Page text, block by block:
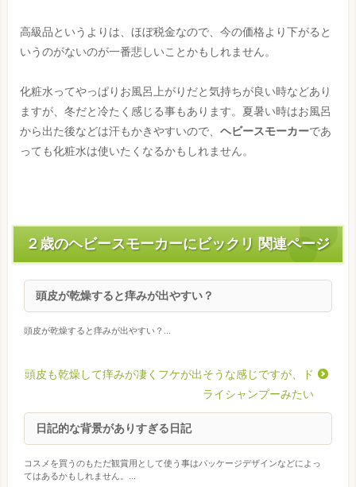
高級品というよりは、ほぼ税金なので、今の価格より下がると
いうのがないのが一番悲しいことかもしれません。
化粧水ってやっぱりお風呂上がりだと気持ちが良い時などあり
ますが、冬だと冷たく感じる事もあります。夏暑い時はお風呂
から出た後などは汗もかきやすいので、 ヘビースモーカーであ
っても化粧水は使いたくなるかもしれません。
２歳のヘビースモーカーにビックリ 関連ページ
頭皮が乾燥すると痒みが出やすい？
頭皮が乾燥すると痒みが出やすい？...
頭皮も乾燥して痒みが凄くフケが出そうな感じですが、ド
ライシャンプーみたい
日記的な背景がありすぎる日記
コスメを買うのもただ観賞用として使う事はパッケージデザインなどによっ
てはあるかもしれません。...